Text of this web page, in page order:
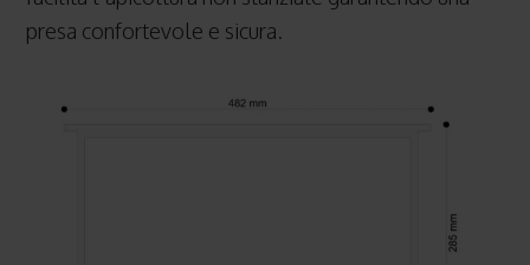
presa confortevole e sicura.